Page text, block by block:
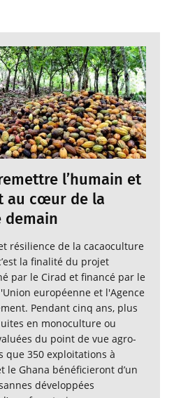
l’humain et
au cœur de la
demain
résilience de la cacaoculture
la finalité du projet
par le Cirad et financé par le
européenne et l'Agence
Pendant cinq ans, plus
en monoculture ou
du point de vue agro-
que 350 exploitations à
le Ghana bénéficieront d’un
développées